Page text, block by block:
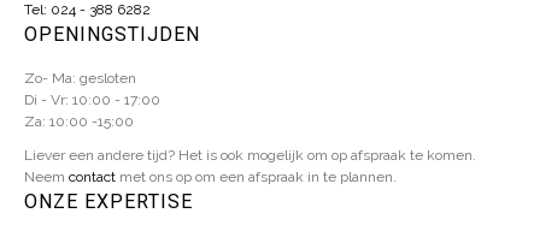
Tel: 024 - 388 6282
OPENINGSTIJDEN
Zo- Ma: gesloten
Di - Vr: 10:00 - 17:00
Za: 10:00 -15:00
Liever een andere tijd? Het is ook mogelijk om op afspraak te komen.
Neem contact met ons op om een afspraak in te plannen.
ONZE EXPERTISE